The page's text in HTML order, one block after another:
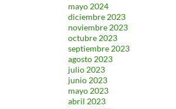
mayo 2024
diciembre 2023
noviembre 2023
octubre 2023
septiembre 2023
agosto 2023
julio 2023
junio 2023
mayo 2023
abril 2023